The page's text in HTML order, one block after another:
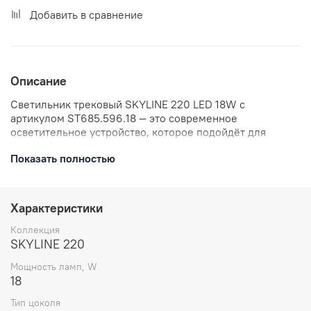
Добавить в сравнение
Описание
Светильник трековый SKYLINE 220 LED 18W с
артикулом ST685.596.18 — это современное
осветительное устройство, которое подойдёт для
Благодаря регулируемой цветовой температуре от
холодной и строгой. Мощность 18 Вт обеспечивает
эффективное и экономичное освещение.
Показать полностью
Характеристики
Коллекция
SKYLINE 220
Мощность ламп, W
18
Тип цоколя